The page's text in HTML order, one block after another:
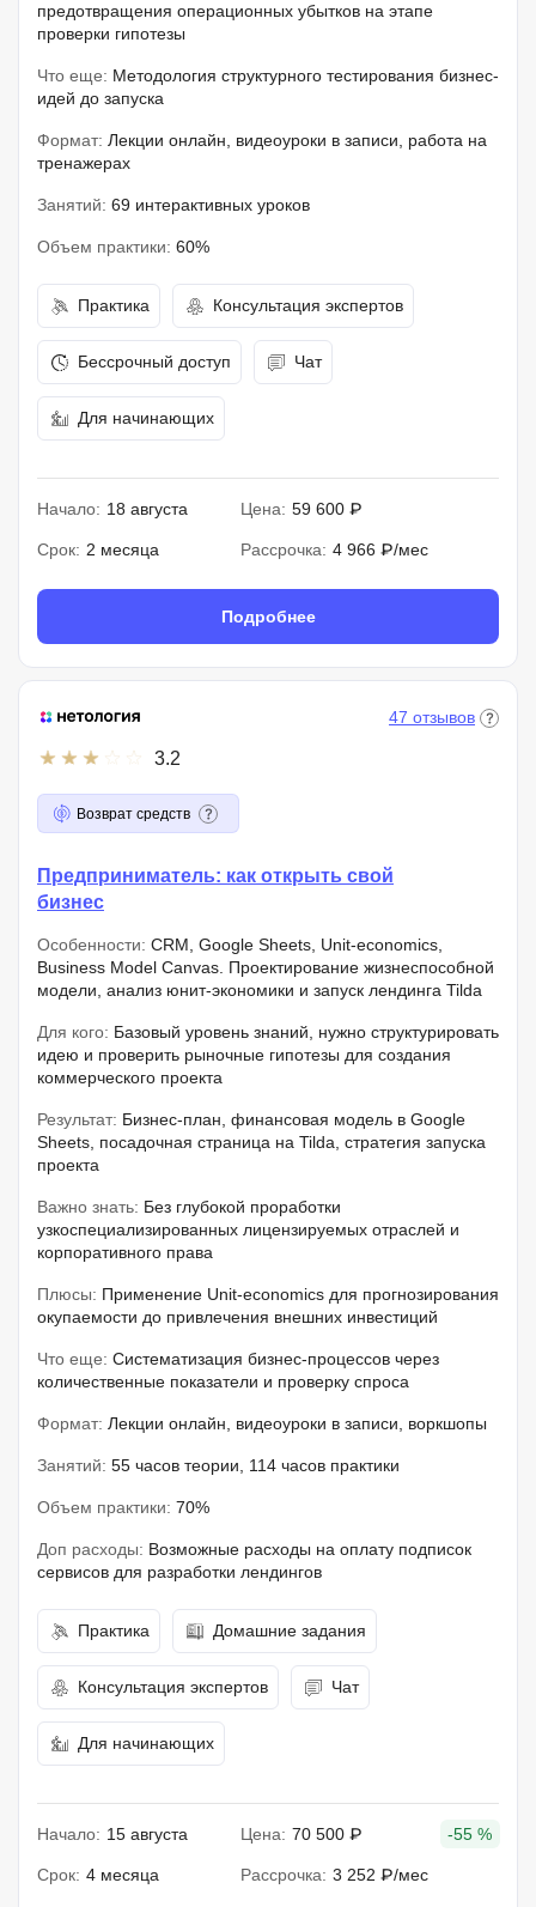
предотвращения операционных убытков на этапе
проверки гипотезы
Что еще: Методология структурного тестирования бизнес-
идей до запуска
Формат: Лекции онлайн, видеоуроки в записи, работа на
тренажерах
Занятий: 69 интерактивных уроков
Объем практики: 60%
Практика Консультация экспертов
Бессрочный доступ Чат
Для начинающих
Начало: 18 августа Цена: 59 600 ₽
Срок: 2 месяца Рассрочка: 4 966 ₽/мес
Подробнее
3.2
47 отзывов
Возврат средств
Предприниматель: как открыть свой
бизнес
Особенности: CRM, Google Sheets, Unit-economics,
Business Model Canvas. Проектирование жизнеспособной
модели, анализ юнит-экономики и запуск лендинга Tilda
Для кого: Базовый уровень знаний, нужно структурировать
идею и проверить рыночные гипотезы для создания
коммерческого проекта
Результат: Бизнес-план, финансовая модель в Google
Sheets, посадочная страница на Tilda, стратегия запуска
проекта
Важно знать: Без глубокой проработки
узкоспециализированных лицензируемых отраслей и
корпоративного права
Плюсы: Применение Unit-economics для прогнозирования
окупаемости до привлечения внешних инвестиций
Что еще: Систематизация бизнес-процессов через
количественные показатели и проверку спроса
Формат: Лекции онлайн, видеоуроки в записи, воркшопы
Занятий: 55 часов теории, 114 часов практики
Объем практики: 70%
Доп расходы: Возможные расходы на оплату подписок
сервисов для разработки лендингов
Практика Домашние задания
Консультация экспертов Чат
Для начинающих
Начало: 15 августа Цена: 70 500 ₽ -55 %
Срок: 4 месяца Рассрочка: 3 252 ₽/мес